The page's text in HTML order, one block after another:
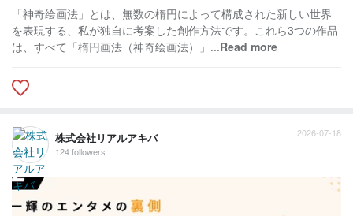
「神奇绘画法」とは、無数の楕円によって構成された新しい世界
を表現する、私が独自に考案した創作方法です。これら3つの作品
は、すべて「楕円画法（神奇绘画法）」...Read more
株式会社リアルアキバ
124 followers
2026-07-18